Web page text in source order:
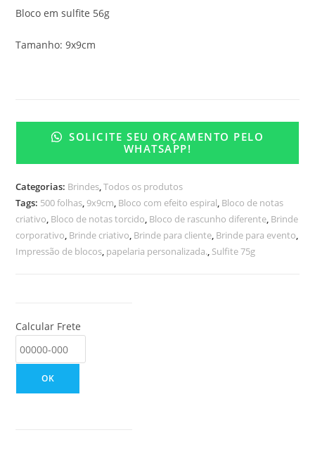
Bloco em sulfite 56g
Tamanho: 9x9cm
SOLICITE SEU ORÇAMENTO PELO
WHATSAPP!
Categorias: Brindes,Todos os produtos
Tags: 500 folhas, 9x9cm, Bloco com efeito espiral, Bloco de notas
criativo, Bloco de notas torcido, Bloco de rascunho diferente, Brinde
corporativo, Brinde criativo, Brinde para cliente, Brinde para evento,
Impressão de blocos, papelaria personalizada., Sulfite 75g
Calcular Frete
OK